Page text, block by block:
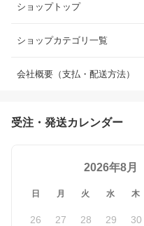
ショップトップ
ショップカテゴリ一覧
会社概要（支払・配送方法）
受注・発送カレンダー
2026年8月
日 月 火 水 木
26 27 28 29 30